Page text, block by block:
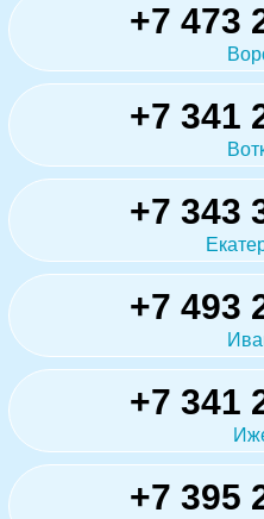
+7 473
+7 341
+7 343
+7 493
+7 341
+7 395